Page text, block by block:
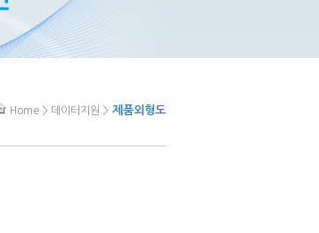
Home > 데이터지원 > 제품외형도